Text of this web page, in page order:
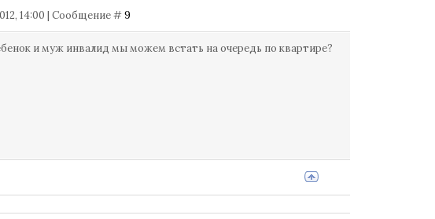
14:00 | Сообщение #9
и муж инвалид мы можем встать на очередь по квартире?